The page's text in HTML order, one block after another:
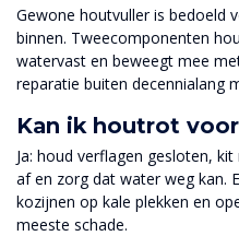
Gewone houtvuller is bedoeld
binnen. Tweecomponenten
watervast en beweegt mee
reparatie buiten decennialang
Kan ik houtrot
Ja: houd verflagen gesloten,
af en zorg dat water weg kan.
kozijnen op kale plekken en
meeste schade.